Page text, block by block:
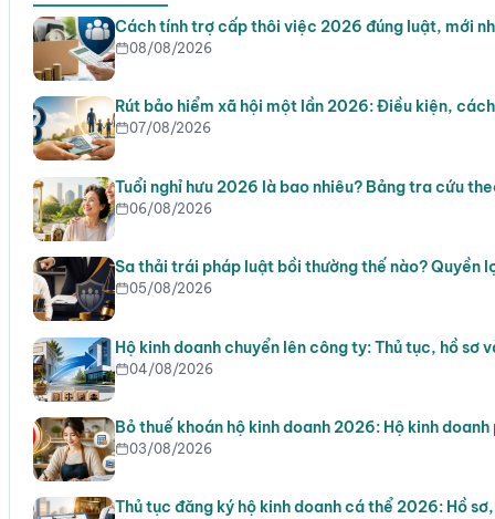
Cách tính trợ cấp thôi việc 2026 đúng luật, mới
08/08/2026
Rút bảo hiểm xã hội một lần 2026: Điều kiện,
07/08/2026
Tuổi nghỉ hưu 2026 là bao nhiêu? Bảng tra cứu
06/08/2026
Sa thải trái pháp luật bồi thường thế nào? Quyền
05/08/2026
Hộ kinh doanh chuyển lên công ty: Thủ tục, hồ sơ
04/08/2026
Bỏ thuế khoán hộ kinh doanh 2026: Hộ kinh
03/08/2026
Thủ tục đăng ký hộ kinh doanh cá thể 2026: Hồ